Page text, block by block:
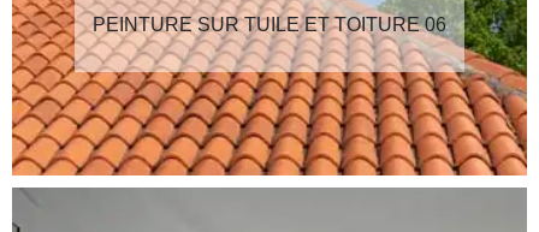
PEINTURE SUR TUILE ET TOITURE 06